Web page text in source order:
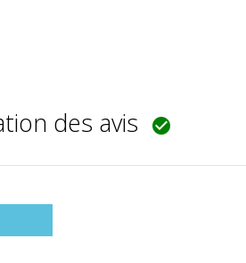
des avis 